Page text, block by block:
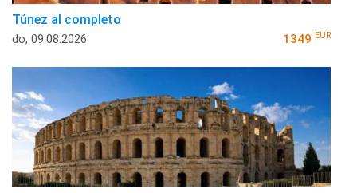
Túnez al completo
do, 09.08.2026 1349 EUR